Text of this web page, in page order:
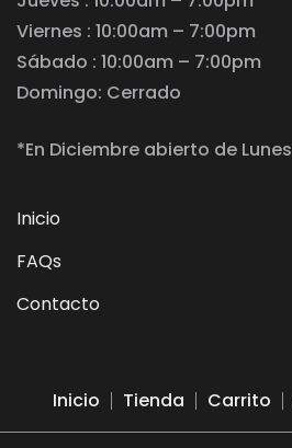
Viernes : 10:00am – 7:00pm
Sábado : 10:00am – 7:00pm
Domingo: Cerrado
*En Diciembre abierto de
Inicio
FAQs
Contacto
Inicio Tienda Carrito